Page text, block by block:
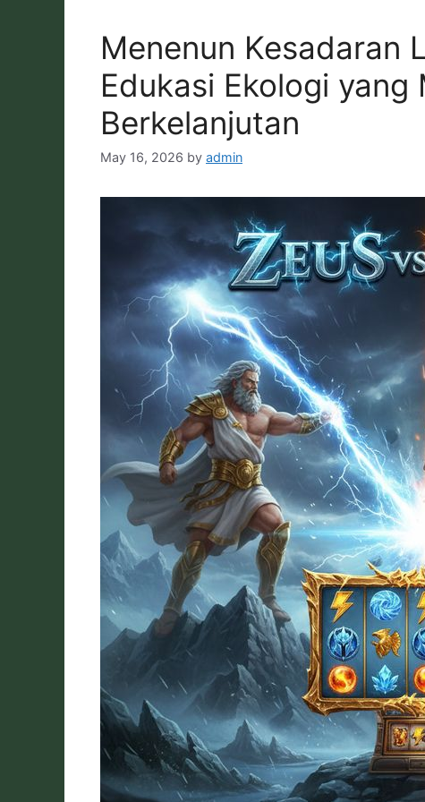
Menenun Kesadaran
Edukasi Ekologi yang
Berkelanjutan
May 16, 2026 by admin